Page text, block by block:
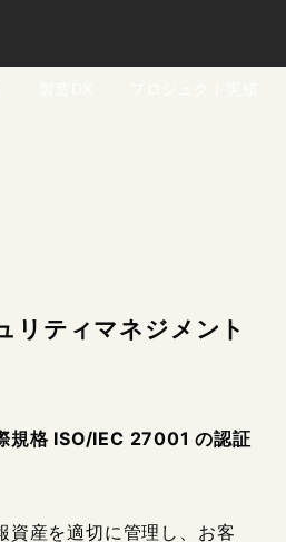
リティマネジメント
規格 ISO/IEC 27001 の認証
資産を適切に管理し、お客